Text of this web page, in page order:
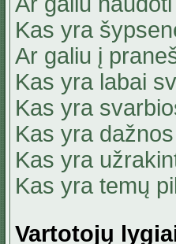
Kas yra
Ar galiu į
Kas yra labai
Kas yra
Kas yra
Kas yra
Kas yra temų
Vartotojų